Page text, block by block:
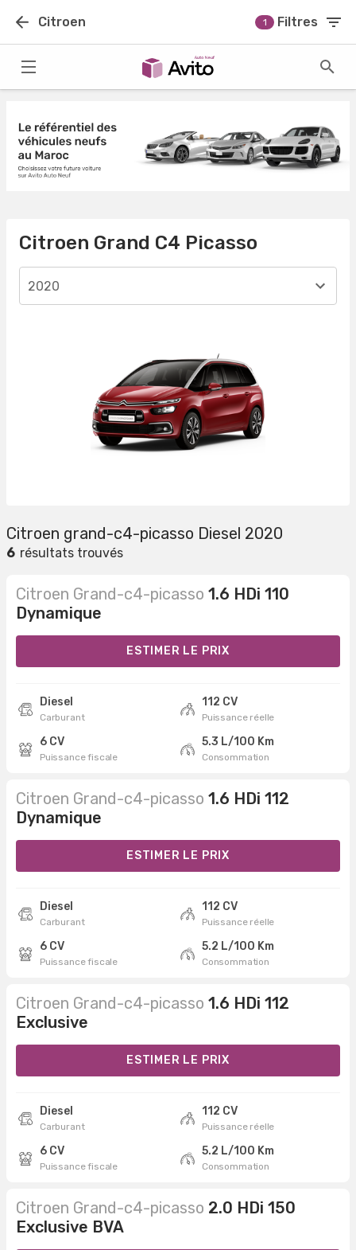
Citroen 1 Filtres
Citroen Grand C4 Picasso
2020
Citroen grand-c4-picasso Diesel 2020
6 résultats trouvés
Citroen Grand-c4-picasso 1.6 HDi 110
Dynamique
ESTIMER LE PRIX
Diesel
Carburant
112 CV
Puissance réelle
6 CV
Puissance fiscale
5.3 L/100 Km
Consommation
Citroen Grand-c4-picasso 1.6 HDi 112
Dynamique
ESTIMER LE PRIX
Diesel
Carburant
112 CV
Puissance réelle
6 CV
Puissance fiscale
5.2 L/100 Km
Consommation
Citroen Grand-c4-picasso 1.6 HDi 112
Exclusive
ESTIMER LE PRIX
Diesel
Carburant
112 CV
Puissance réelle
6 CV
Puissance fiscale
5.2 L/100 Km
Consommation
Citroen Grand-c4-picasso 2.0 HDi 150
Exclusive BVA